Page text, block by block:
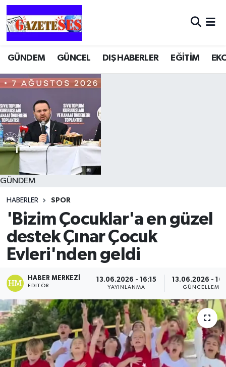
GÜNDEM GÜNCEL DIŞ HABERLER EĞİTİM
GÜNDEM
HABERLER SPOR
'Bizim Çocuklar'a en güzel
destek Çınar Çocuk
Evleri'nden geldi
HABER MERKEZI
EDITÖR
13.06.2026 - 16:15
YAYINLANMA
13.06.2026 -
GÜNCELLEME